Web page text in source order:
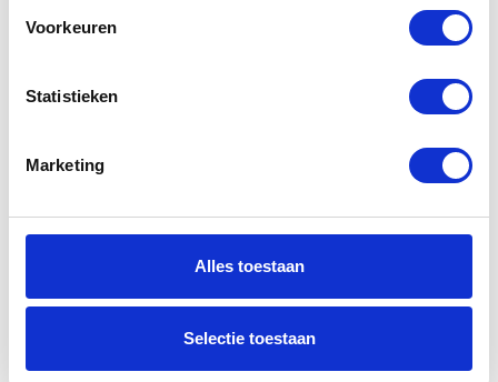
Voorkeuren
Statistieken
Marketing
Alles toestaan
Selectie toestaan
Gal women’s
Black
Oorspronkelijke
prijs
Huidige
prijs
IXS RS 800 1.0
Grey White
was: